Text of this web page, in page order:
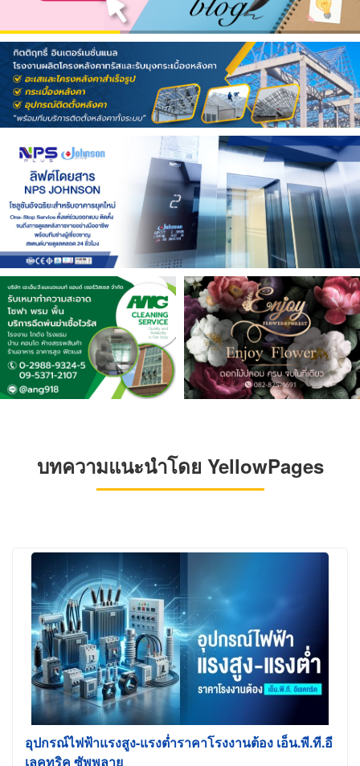
บทความแนะนำโดย YellowPages
อุปกรณ์ไฟฟ้าแรงสูง-แรงต่ำราคาโรงงานต้อง เอ็น.พี.ที.อี
เลคทริค ซัพพลาย